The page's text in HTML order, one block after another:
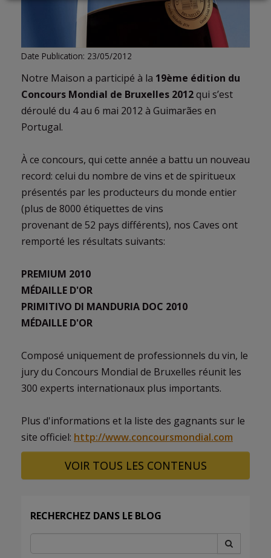
Date Publication: 23/05/2012
Notre Maison a participé à la 19ème édition du
Concours Mondial de Bruxelles 2012qui s’est
déroulé du 4 au 6 mai 2012 à Guimarães en
Portugal.
À ce concours, qui cette année a battu un nouveau
record: celui du nombre de vins et de spiritueux
présentés par les producteurs du monde entier
(plus de 8000 étiquettes de vins
provenant de 52 pays différents), nos Caves ont
remporté les résultats suivants:
PREMIUM 2010
MÉDAILLE D'OR
PRIMITIVO DI MANDURIA DOC 2010
MÉDAILLE D'OR
Composé uniquement de professionnels du vin, le
jury du Concours Mondial de Bruxelles réunit les
300 experts internationaux plus importants.
Plus d'informations et la liste des gagnants sur le
site officiel: http://www.concoursmondial.com
VOIR TOUS LES CONTENUS
RECHERCHEZ DANS LE BLOG